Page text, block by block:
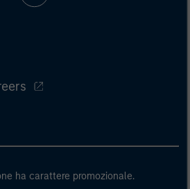
ha carattere promozionale.